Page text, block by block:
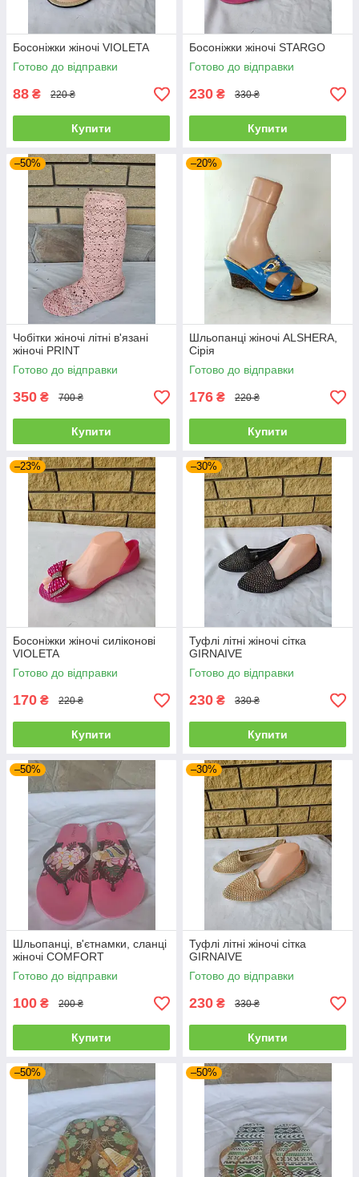
Босоніжки жіночі VIOLETA
Готово до відправки
88 ₴ 220 ₴
Купити
Босоніжки жіночі STARGO
Готово до відправки
230 ₴ 330 ₴
Купити
–50%
Чобітки жіночі літні в'язані
жіночі PRINT
Готово до відправки
350 ₴ 700 ₴
Купити
–20%
Шльопанці жіночі ALSHERA,
Сірія
Готово до відправки
176 ₴ 220 ₴
Купити
–23%
Босоніжки жіночі силіконові
VIOLETA
Готово до відправки
170 ₴ 220 ₴
Купити
–30%
Туфлі літні жіночі сітка
GIRNAIVE
Готово до відправки
230 ₴ 330 ₴
Купити
–50%
Шльопанці, в'єтнамки, сланці
жіночі COMFORT
Готово до відправки
100 ₴ 200 ₴
Купити
–30%
Туфлі літні жіночі сітка
GIRNAIVE
Готово до відправки
230 ₴ 330 ₴
Купити
–50% –50%